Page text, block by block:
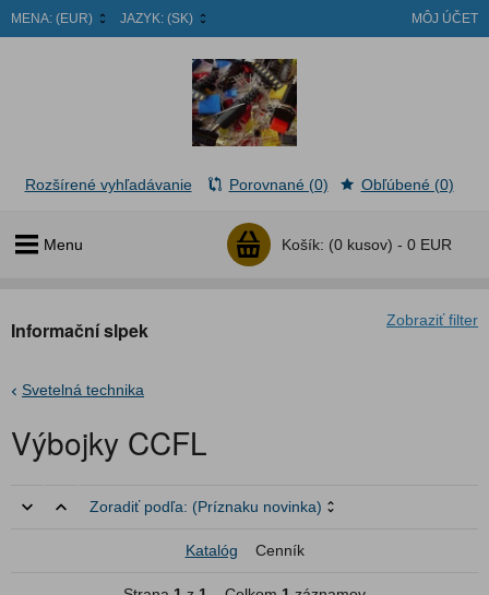
MENA: (EUR) JAZYK: (SK) MÔJ ÚČET
Menu Košík: (0 kusov) - 0 EUR
Rozšírené vyhľadávanie Porovnané (0) Obľúbené (0)
Zobraziť filter
Informační slpek
Svetelná technika
Výbojky CCFL
Zoradiť podľa: (Príznaku novinka)
Katalóg Cenník